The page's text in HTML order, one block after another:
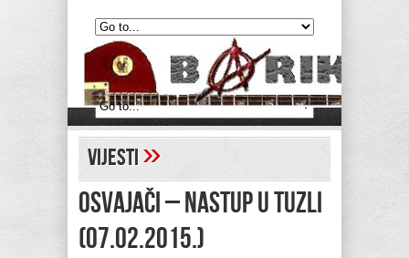
Vijesti»
OSVAJAČI – Nastup u Tuzli
(07.02.2015.)